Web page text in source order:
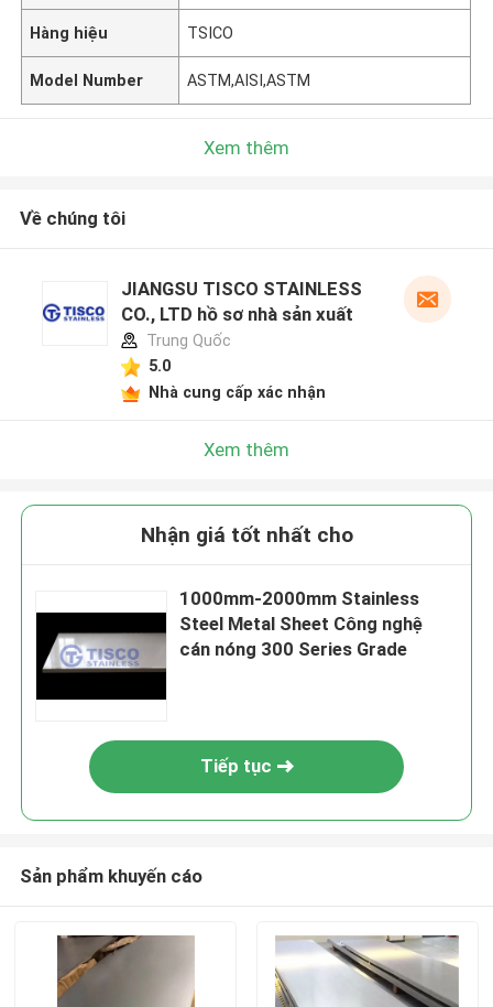
Hàng hiệu TSICO
Model Number ASTM,AISI,ASTM
Xem thêm
Về chúng tôi
JIANGSU TISCO STAINLESS
CO., LTD hồ sơ nhà sản xuất
Trung Quốc
5.0
Nhà cung cấp xác nhận
Xem thêm
Nhận giá tốt nhất cho
1000mm-2000mm Stainless
Steel Metal Sheet Công nghệ
cán nóng 300 Series Grade
Tiếp tục
Sản phẩm khuyến cáo